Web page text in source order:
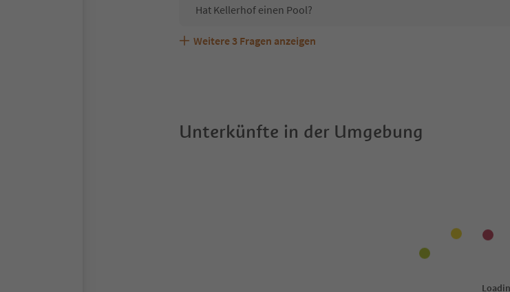
Hat Kellerhof einen Pool?
Sind Haustiere in der Unterkunft Kellerhof erlaubt?
Welche Services bietet Kellerhof?
Weitere 3 Fragen anzeigen
Unterkünfte in der Umgebung